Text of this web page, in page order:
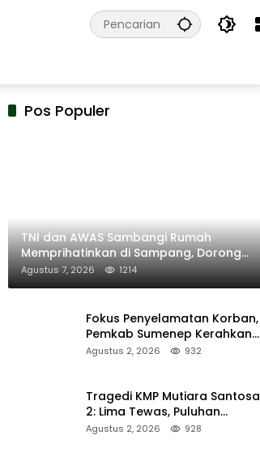
Pos Populer
TNI dan AWAS Sambangi Rumah
Memprihatinkan di Sampang, Dorong
Pemerintah Beri Bantuan RTLH
Agustus 7, 2026 1214
Fokus Penyelamatan Korban,
Pemkab Sumenep Kerahkan
Tim Medis dan Ambulans ke
Agustus 2, 2026 932
Tragedi KMP Mutiara Santosa
2: Lima Tewas, Puluhan
Penumpang Masih Dalam
Agustus 2, 2026 928